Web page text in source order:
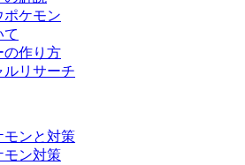
ポケモン
て
の作り方
リサーチ
モンと対策
モン対策